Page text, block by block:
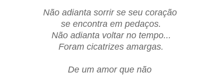
Não adianta sorrir se seu coração
se encontra em pedaços.
Não adianta voltar no tempo...
Foram cicatrizes amargas.
De um amor que não